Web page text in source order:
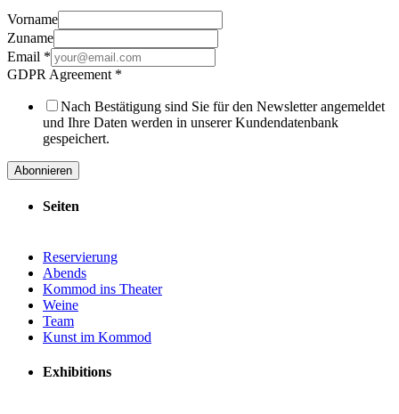
Vorname
Zuname
Email *
GDPR Agreement *
Nach Bestätigung sind Sie für den Newsletter angemeldet
und Ihre Daten werden in unserer Kundendatenbank
gespeichert.
Abonnieren
Seiten
Reservierung
Abends
Kommod ins Theater
Weine
Team
Kunst im Kommod
Exhibitions